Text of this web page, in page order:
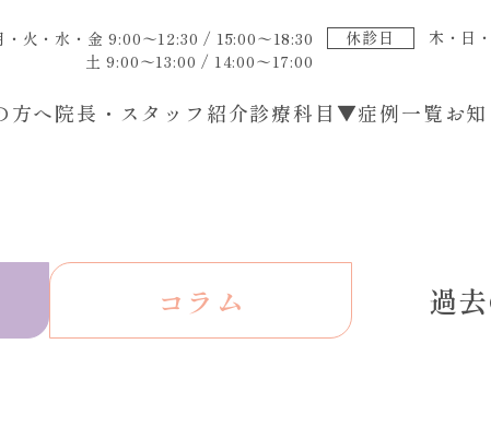
・火・水・金 9:00〜12:30 / 15:00〜18:30
土 9:00〜13:00 / 14:00〜17:00
休診日 木・日
方へ院長・スタッフ紹介診療科目▼症例一覧お
コラム 過